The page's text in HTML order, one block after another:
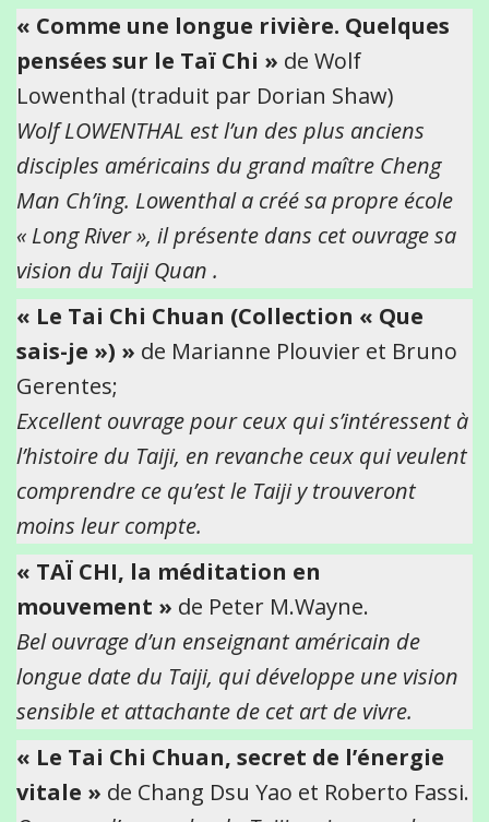
« Comme une longue rivière. Quelques
pensées sur le Taï Chi » de Wolf
Lowenthal (traduit par Dorian Shaw)
Wolf LOWENTHAL est l’un des plus anciens
disciples américains du grand maître Cheng
Man Ch’ing. Lowenthal a créé sa propre école
« Long River », il présente dans cet ouvrage sa
vision du Taiji Quan .
« Le Tai Chi Chuan (Collection « Que
sais-je ») » de Marianne Plouvier et Bruno
Gerentes;
Excellent ouvrage pour ceux qui s’intéressent à
l’histoire du Taiji, en revanche ceux qui veulent
comprendre ce qu’est le Taiji y trouveront
moins leur compte.
« TAÏ CHI, la méditation en
mouvement » de Peter M.Wayne.
Bel ouvrage d’un enseignant américain de
longue date du Taiji, qui développe une vision
sensible et attachante de cet art de vivre.
« Le Tai Chi Chuan, secret de l’énergie
vitale » de Chang Dsu Yao et Roberto Fassi.